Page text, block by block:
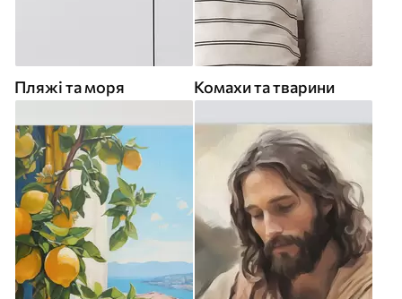
Пляжі та моря Комахи та тварини